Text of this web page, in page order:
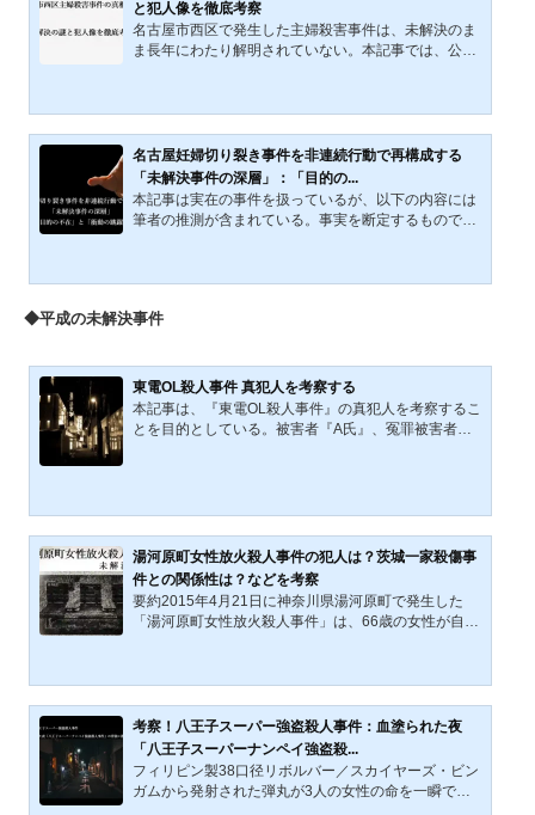
と犯人像を徹底考察
名古屋市西区で発生した主婦殺害事件は、未解決のま
ま長年にわたり解明されていない。本記事では、公表
し、犯人Xの指紋検出の有無、凶器の種類、被害者A氏
の衣類に犯人Xの血痕が付着していたかどうか、さら
には犯行時に犯人Xがスリッパを利用していたかとい
った、犯行の詳細に関わる重要な情報は公表されてい
ない。この情報が不足しているため、事件全体の解析
度は低く不鮮明な部分が多い。しかし、これらの制約
を踏まえた上で、想定...
名古屋妊婦切り裂き事件を非連続行動で再構成する
「未解決事件の深層」：「目的の...
本記事は実在の事件を扱っているが、以下の内容には
筆者の推測が含まれている。事実を断定するものでは
は否定され、犯行は「突発的暴力→操作的切開→自然
構成される。胎児は生存し、臍の緒は犯人が切断した
持つ“近隣の回遊者”で、衝動性と局所的合理性を併せ
持つ成人男性像が最も...
◆平成の未解決事件
東電OL殺人事件 真犯人を考察する
本記事は、『東電OL殺人事件』の真犯人を考察するこ
とを目的としている。被害者『A氏』、冤罪被害者『B
察・紹介が行われている。そのため、本記事では『A
氏』や『B氏』の個人史に踏み込まず、真犯人の特定
に関わる要素を中心に検証する。なお、本記事の参
考・引用文献については...
湯河原町女性放火殺人事件の犯人は？茨城一家殺傷事
件との関係性は？などを考察
要約2015年4月21日に神奈川県湯河原町で発生した
「湯河原町女性放火殺人事件」は、66歳の女性が自宅
された極めて残忍な未解決事件である。事件当日未明
には、現場から約300〜350メートル離れた集合住宅
で61歳男性が鉄パイプ状の凶器で襲撃される事件も発
生しており、両事件は動機不明・犯行手口の異常性な
どから同一犯の可能性が高いとされる。また、ネット
上ではこの犯人が2019年の「茨城一家殺傷事件」の被
告Oと同一人物ではない...
考察！八王子スーパー強盗殺人事件：血塗られた夜
「八王子スーパーナンペイ強盗殺...
フィリピン製38口径リボルバー／スカイヤーズ・ビン
ガムから発射された弾丸が3人の女性の命を一瞬で奪